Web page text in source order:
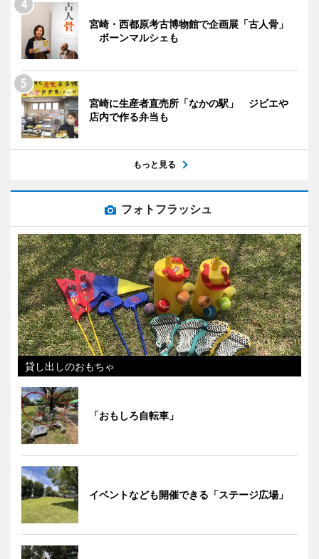
宮崎・西都原考古博物館で企画展「古人骨」
ボーンマルシェも
宮崎に生産者直売所「なかの駅」 ジビエや
店内で作る弁当も
もっと見る
フォトフラッシュ
貸し出しのおもちゃ
「おもしろ自転車」
イベントなども開催できる「ステージ広場」